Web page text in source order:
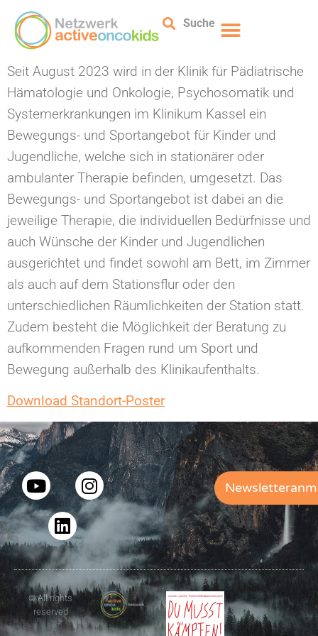
Suche
Seit August 2023 wird in der Klinik für Pädiatrische
Hämatologie und Onkologie, Psychosomatik und
Systemerkrankungen im Klinikum Kassel ein
Bewegungs- und Sportangebot für Kinder und
Jugendliche, welche sich in stationärer oder
ambulanter Therapie befinden, umgesetzt. Das
Bewegungs- und Sportangebot ist dabei an die
jeweilige Therapie, die individuellen Bedürfnisse und
auch Wünsche der Kinder und Jugendlichen
ausgerichtet und findet sowohl am Bett, im Zimmer
als auch auf dem Stationsflur oder den
unterschiedlichen Räumlichkeiten der Station statt.
Zudem besteht die Möglichkeit der Beratung zu
aufkommenden Fragen rund um Sport und
Bewegung außerhalb des Klinikaufenthalts.
Download Standort-Poster
© All rights
reserved